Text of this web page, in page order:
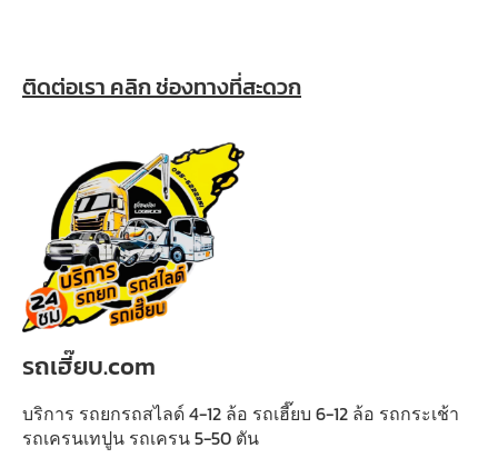
ติดต่อเรา คลิก ช่องทางที่สะดวก
รถเฮี๊ยบ.com
บริการ รถยกรถสไลด์ 4-12 ล้อ รถเฮี๊ยบ 6-12 ล้อ รถกระเช้า
รถเครนเทปูน รถเครน 5-50 ตัน